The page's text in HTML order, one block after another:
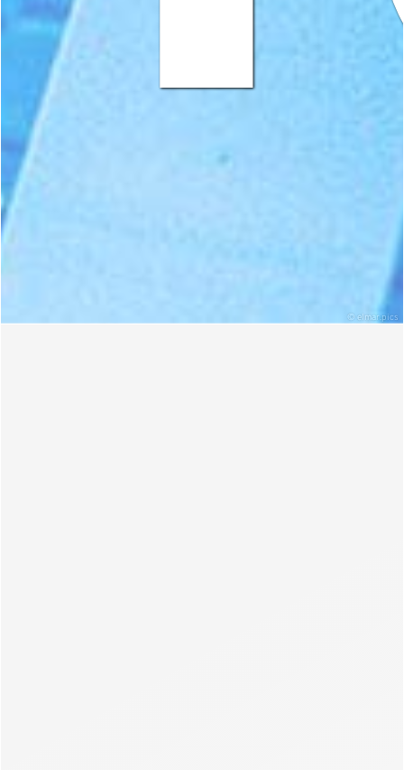
© elmar.pics